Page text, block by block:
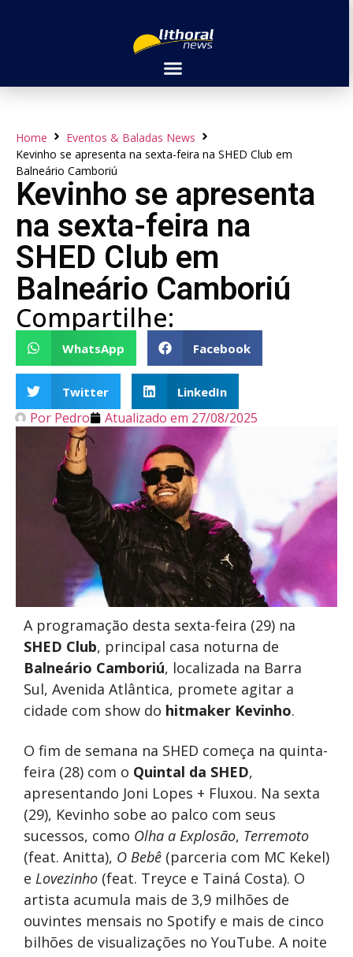
Home
Eventos & Baladas News
Kevinho se apresenta na sexta-feira na SHED Club em
Balneário Camboriú
Kevinho se apresenta
na sexta-feira na
SHED Club em
Balneário Camboriú
Compartilhe:
WhatsApp Facebook
Twitter LinkedIn
Por Pedro Atualizado em 27/08/2025
A programação desta sexta-feira (29) na
SHED Club, principal casa noturna de
Balneário Camboriú, localizada na Barra
Sul, Avenida Atlântica, promete agitar a
cidade com show do hitmaker Kevinho.
O fim de semana na SHED começa na quinta-
feira (28) com o Quintal da SHED,
apresentando Joni Lopes + Fluxou. Na sexta
(29), Kevinho sobe ao palco com seus
sucessos, como Olha a Explosão, Terremoto
(feat. Anitta), O Bebê (parceria com MC Kekel)
e Lovezinho (feat. Treyce e Tainá Costa). O
artista acumula mais de 3,9 milhões de
ouvintes mensais no Spotify e mais de cinco
bilhões de visualizações no YouTube. A noite